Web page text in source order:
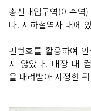
총신대입구역(이수
다. 지하철역사 내에
핀번호를 활용하여
지 않았다. 매장 내
을 내려받아 지정한